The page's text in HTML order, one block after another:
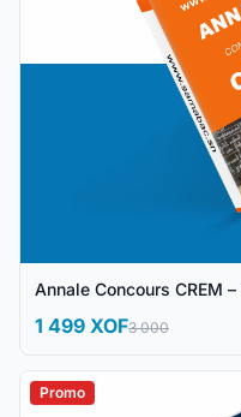
Annale Concours CREM
1 499 XOF3 000
Promo